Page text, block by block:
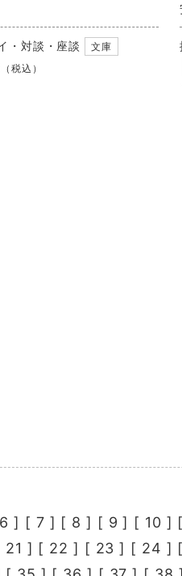
・対談・座談 文庫
（税込）
6 ] [ 7 ] [ 8 ] [ 9 ] [ 10 ] [
21 ] [ 22 ] [ 23 ] [ 24 ] [